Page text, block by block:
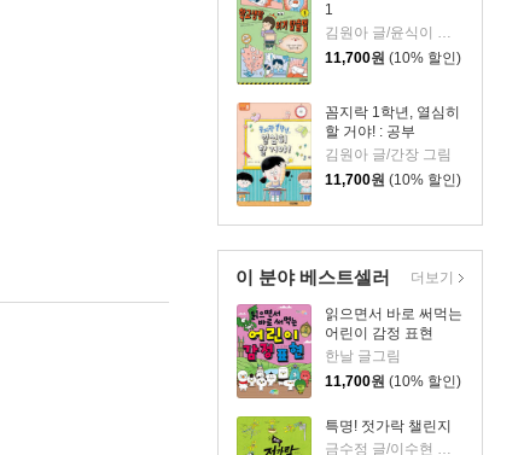
1
김원아 글/윤식이 그림
11,700원 (10% 할인)
꼼지락 1학년, 열심히
할 거야! : 공부
김원아 글/간장 그림
11,700원 (10% 할인)
이 분야 베스트셀러
읽으면서 바로 써먹는
어린이 감정 표현
한날 글그림
11,700원 (10% 할인)
특명! 젓가락 챌린지
금수정 글/이수현 그림
더보기